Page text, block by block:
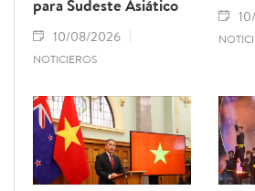
para Sudeste Asiático
10/08/2026
NOTICIEROS